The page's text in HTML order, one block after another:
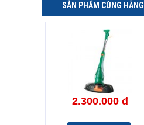
SẢN PHẨM CÙNG HÃNG
2.300.000 đ